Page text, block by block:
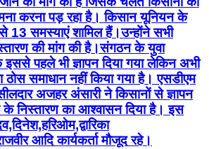
करना पड़ रहा है। किसान यूनियन के
13 समस्याएं शामिल हैं।उन्होंने सभी
की मांग की है।संगठन के युवा
इससे पहले भी ज्ञापन दिया गया लेकिन अभी
समाधान नहीं किया गया है। एसडीएम
अजहर अंसारी ने किसानों से ज्ञापन
निस्तारण का आश्वासन दिया है। इस
आदि कार्यकर्ता मौजूद रहे।